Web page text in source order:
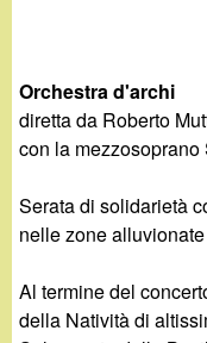
a
n
d
i
n
Orchestra d'archi
diretta da Roberto
con la
Serata di solidarietà
nelle zone
Al termine del
della Natività di